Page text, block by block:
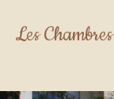
Les Chambres